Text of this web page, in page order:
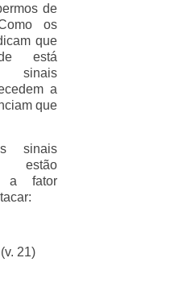
de
os
que
está
sinais
a
que
sinais
estão
a fator
21)